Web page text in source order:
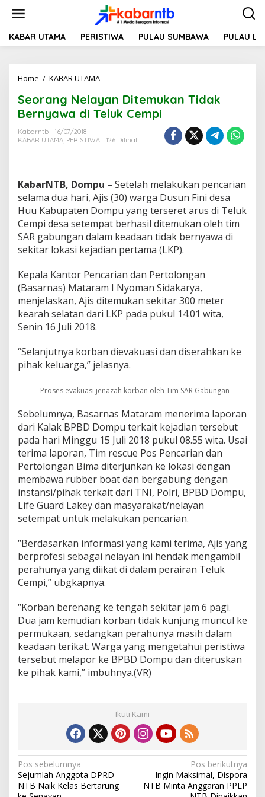
t
KABAR UTAMA PERISTIWA PULAU SUMBAWA PULAU
Home / KABAR UTAMA
o
r
a
a
y
a
n
D
i
t
m
u
k
a
n
a
k
e
y
a
w
a
d
i
T
e
l
u
e
m
p
i
Seorang Nelayan Ditemukan Tidak
Bernyawa di Teluk Cempi
Kabarntb
16/07/2018
KABAR UTAMA, PERISTIWA 126 Dilihat
KabarNTB, Dompu – Setelah melakukan pencarian
selama dua hari, Ajis (30) warga Dusun Fini desa
Huu Kabupaten Dompu yang terseret arus di Teluk
Cempi desa setempat berhasil ditemukan oleh tim
SAR gabungan dalam keadaan tidak bernyawa di
sekitar lokasi kejadian pertama (LKP).
Kepala Kantor Pencarian dan Pertolongan
(Basarnas) Mataram I Nyoman Sidakarya,
menjelaskan, Ajis ditemukan sekitar 300 meter
kearah selatan dari LKP pada pukul 14.01 wita,
Senin 16 Juli 2018.
“Selanjutnya korban dievakuasi dan diserahkan ke
pihak keluarga,” jelasnya.
Proses evakuasi jenazah korban oleh Tim SAR Gabungan
Sebelumnya, Basarnas Mataram menerima laporan
dari Kalak BPBD Dompu terkait kejadian tersebut
pada hari Minggu 15 Juli 2018 pukul 08.55 wita. Usai
terima laporan, Tim rescue Pos Pencarian dan
Pertolongan Bima diterjunkan ke lokasi dengan
membawa rubber boat dan bergabung dengan
instansi/pihak terkait dari TNI, Polri, BPBD Dompu,
Life Guard Lakey dan masyarakat/nelayan
setempat untuk melakukan pencarian.
“Berdasarkan informasi yang kami terima, Ajis yang
berprofesi sebagai nelayan ini hendak mengambil
perahunya yang diikat di dalam perairan Teluk
Cempi,” ubgkapnya.
“Korban berenang ke tengah sekitar jam 6 pagi.
Dua jam kemudian korban tidak kunjung muncul ke
permukaan, sedangkan perahunya masih dalam
keadaan terikat. Warga yang mengetahui peristiwa
tersebut melapor ke BPBD Dompu dan diteruskan
ke pihak kami,” imbuhnya.(VR)
Ikuti Kami
N
a
Pos sebelumnya
Sejumlah Anggota DPRD
NTB Naik Kelas Bertarung
Pos berikutnya
Ingin Maksimal, Dispora
NTB Minta Anggaran PPLP